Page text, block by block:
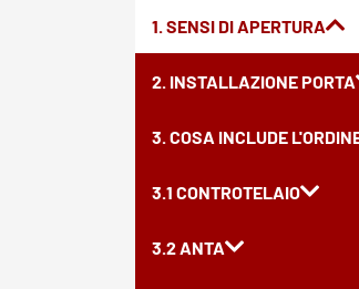
1. SENSI DI APERTURA
2. INSTALLAZIONE PORTA
3. COSA INCLUDE
3.1 CONTROTELAIO
3.2 ANTA